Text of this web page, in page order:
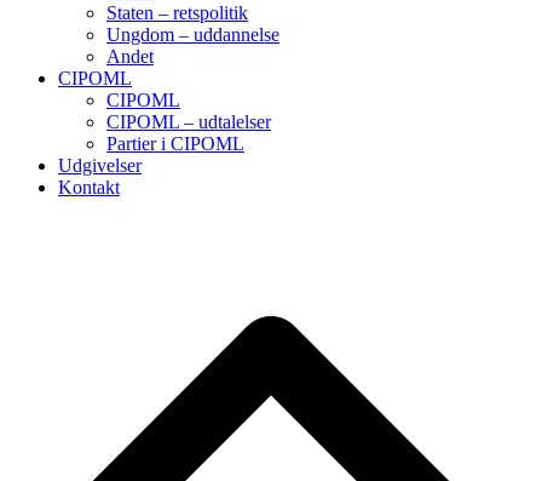
Staten – retspolitik
Ungdom – uddannelse
Andet
CIPOML
CIPOML
CIPOML – udtalelser
Partier i CIPOML
Udgivelser
Kontakt